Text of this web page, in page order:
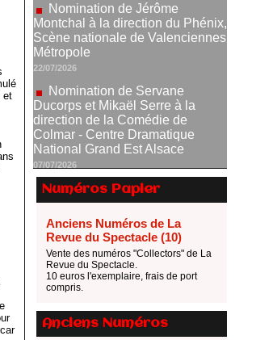
et
22/07/2026
Nomination de Servane
Ducorps et Mikaël Serre à la
direction de la Comédie de
Colmar - Centre Dramatique
National Grand Est Alsace
07/07/2026
Thomas Jolly et Laëtitia
Guédon nommés à la direction du
TNP
Fonds SACD Théâtre : les
23/06/2026
Dispositif ARTCENA Écrire
pour le cirque, les lauréats 2026 !
20/06/2026
2026
18/06/2026
Numéros Papier
Anciens Numéros de La
Revue du Spectacle (10)
Vente des numéros "Collectors" de La
Revue du Spectacle.
10 euros l'exemplaire, frais de port
compris.
Anciens Numéros